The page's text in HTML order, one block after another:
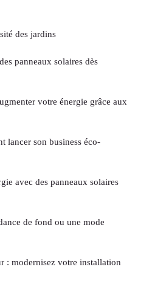
des jardins
panneaux solaires dès
votre énergie grâce aux
lancer son business éco-
avec des panneaux solaires
de fond ou une mode
: modernisez votre installation